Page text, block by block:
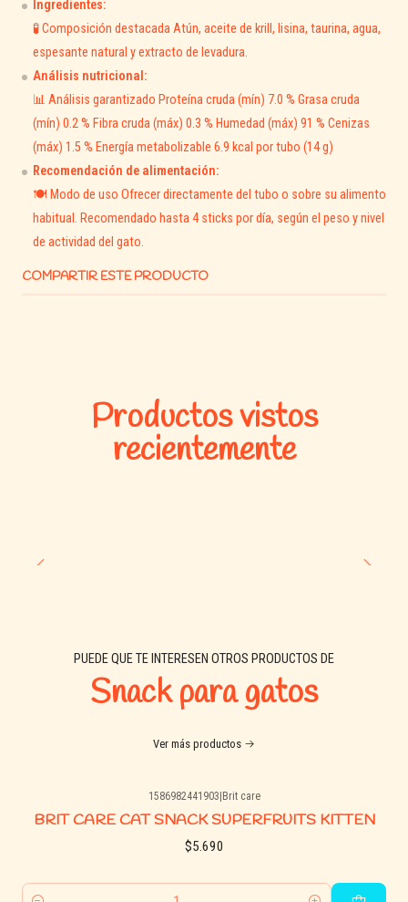
🌿Beneficios principales
Refuerza el sistema inmune:
naturales.
🐟
Fuente de Omega 3 y antioxidantes:
aceite de krill
, que favorece piel sana, pelaje brillante y
contenido de humedad para apoyar la función renal y
🍃Fórmula natural y segura:
Presentación
Contenido neto:56 g (4 tubos de 14 g cada uno)
SuniPet – Corea del Sur
Ingredientes:
🧪 Composición destacada Atún, aceite de krill, lisina, taurina, agua,
espesante natural y extracto de levadura.
Análisis nutricional:
📊 Análisis garantizado Proteína cruda (mín) 7.0 % Grasa cruda
(mín) 0.2 % Fibra cruda (máx) 0.3 % Humedad (máx) 91 % Cenizas
(máx) 1.5 % Energía metabolizable 6.9 kcal por tubo (14 g)
Recomendación de alimentación:
🍽️ Modo de uso Ofrecer directamente del tubo o sobre su alimento
habitual. Recomendado hasta 4 sticks por día, según el peso y nivel
de actividad del gato.
COMPARTIR ESTE PRODUCTO
Productos vistos
recientemente
PUEDE QUE TE INTERESEN OTROS PRODUCTOS DE
Snack para gatos
Ver más productos
1586982441903 Brit care
BRIT CARE CAT SNACK SUPERFRUITS KITTEN
$5.690